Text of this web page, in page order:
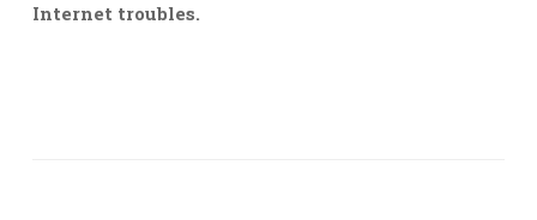
Internet troubles.